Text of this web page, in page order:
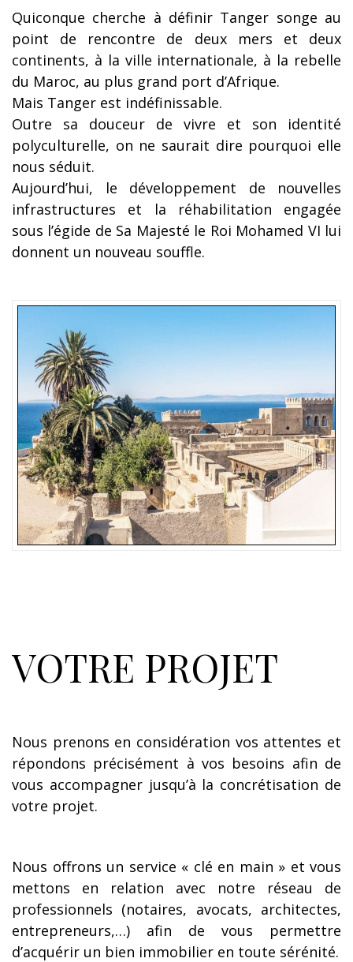
Quiconque cherche à définir Tanger songe au
point de rencontre de deux mers et deux
continents, à la ville internationale, à la rebelle
du Maroc, au plus grand port d’Afrique.
Mais Tanger est indéfinissable.
Outre sa douceur de vivre et son identité
polyculturelle, on ne saurait dire pourquoi elle
nous séduit.
Aujourd’hui, le développement de nouvelles
infrastructures et la réhabilitation engagée
sous l’égide de Sa Majesté le Roi Mohamed VI lui
donnent un nouveau souffle.
VOTRE PROJET
Nous prenons en considération vos attentes et
répondons précisément à vos besoins afin de
vous accompagner jusqu’à la concrétisation de
votre projet.
Nous offrons un service « clé en main » et vous
mettons en relation avec notre réseau de
professionnels (notaires, avocats, architectes,
entrepreneurs,…) afin de vous permettre
d’acquérir un bien immobilier en toute sérénité.